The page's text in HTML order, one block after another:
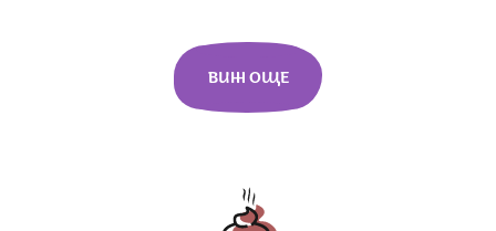
ВИЖ ОЩЕ